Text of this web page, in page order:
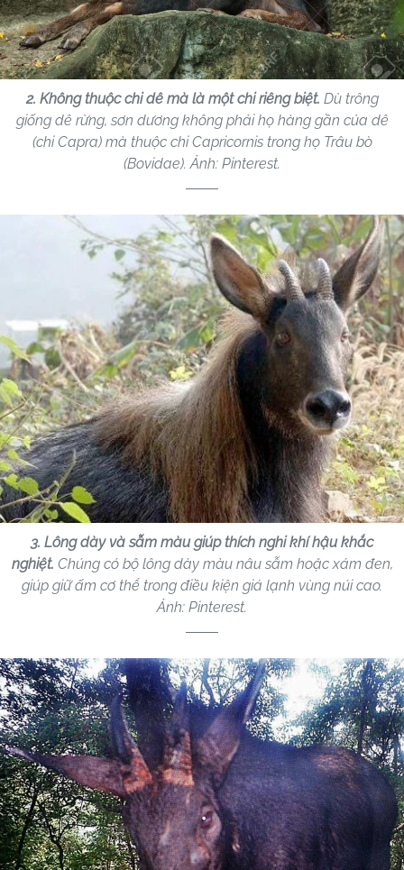
2. Không thuộc chi dê mà là một chi riêng biệt. Dù trông
giống dê rừng, sơn dương không phải họ hàng gần của dê
(chi Capra) mà thuộc chi Capricornis trong họ Trâu bò
(Bovidae). Ảnh: Pinterest.
3. Lông dày và sẫm màu giúp thích nghi khí hậu khắc
nghiệt. Chúng có bộ lông dày màu nâu sẫm hoặc xám đen,
giúp giữ ấm cơ thể trong điều kiện giá lạnh vùng núi cao.
Ảnh: Pinterest.